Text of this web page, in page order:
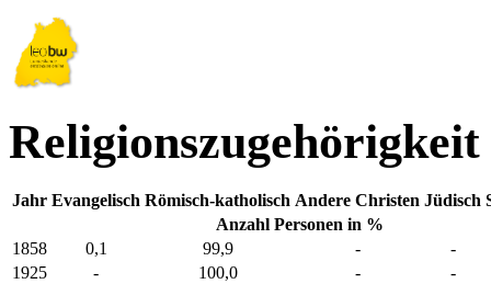
Jahr Evangelisch Römisch-katholisch Andere Christen Jüdisch
Anzahl Personen in %
1858
0,1 99,9 -
-
1925
- 100,0 - -